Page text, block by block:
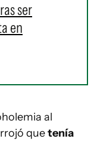
ser
en
al
quetenía